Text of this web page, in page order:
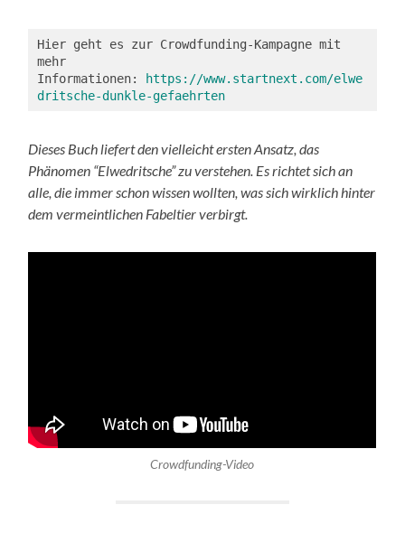
Hier geht es zur Crowdfunding-Kampagne mit
mehr
Informationen:
https://www.startnext.com/elwe
dritsche-dunkle-gefaehrten
Dieses Buch liefert den vielleicht ersten Ansatz, das
Phänomen “Elwedritsche” zu verstehen. Es richtet sich an
alle, die immer schon wissen wollten, was sich wirklich hinter
dem vermeintlichen Fabeltier verbirgt.
Crowdfunding-Video